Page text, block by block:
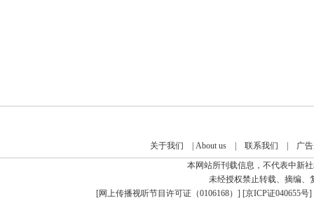
关于我们 About us| 联系我们
广
本网站所刊载信息，不代表中新
未经授权禁止转载、摘编、
[网上传播视听节目许可证（0106168） ] [京ICP证040655号]